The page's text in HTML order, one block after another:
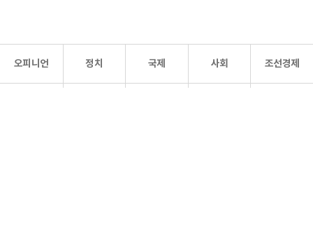
오피니언 정치 국제 사회 조선경제